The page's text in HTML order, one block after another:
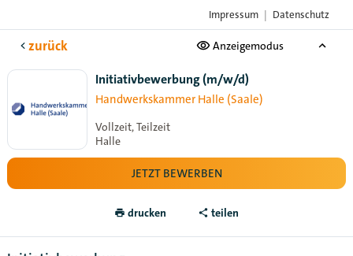
der Handwerksorganisationen
Impressum | Datenschutz
zurück Anzeigemodus
Initiativbewerbung (m/w/d)
Handwerkskammer Halle (Saale)
Vollzeit, Teilzeit
Halle
JETZT BEWERBEN
drucken teilen